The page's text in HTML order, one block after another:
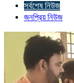
সর্বশেষ নিউজ
জনপ্রিয় নিউজ